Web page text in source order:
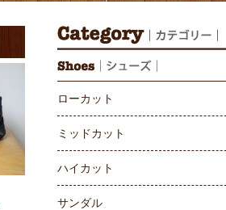
ローカット
ミッドカット
ハイカット
サンダル